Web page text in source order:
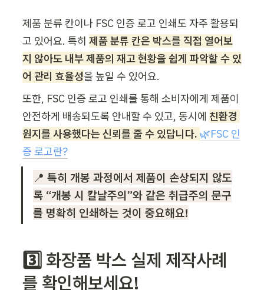
제품 분류 칸이나 FSC 인증 로고 인쇄도 자주 활용되
고 있어요. 특히 제품 분류 칸은 박스를 직접 열어보
지 않아도 내부 제품의 재고 현황을 쉽게 파악할 수 있
어 관리 효율성을 높일 수 있어요.
또한, FSC 인증 로고 인쇄를 통해 소비자에게 제품이
안전하게 배송되도록 안내할 수 있고, 동시에 친환경
원지를 사용했다는 신뢰를 줄 수 있답니다. 🌿FSC 인
증 로고란?
📍 특히 개봉 과정에서 제품이 손상되지 않도
록 “개봉 시 칼날주의”와 같은 취급주의 문구
를 명확히 인쇄하는 것이 중요해요!
3️⃣ 화장품 박스 실제 제작사례
를 확인해보세요!